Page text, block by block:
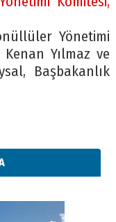
Yönetimi
Kenan Yılmaz ve
Başbakanlık